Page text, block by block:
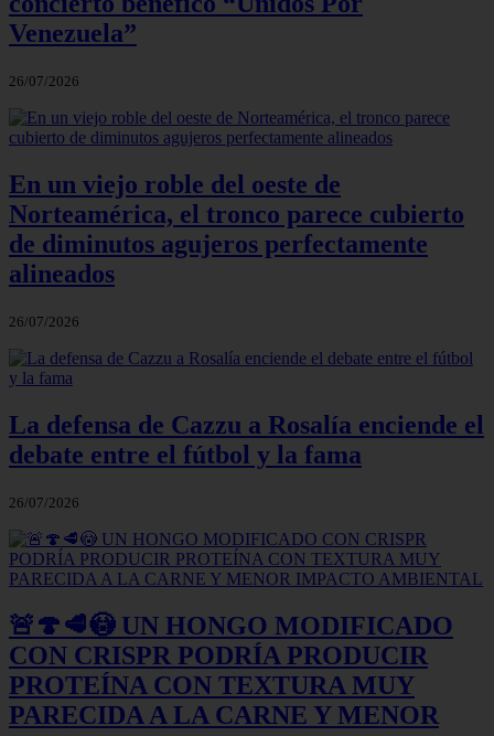
Venezuela”
26/07/2026
En un viejo roble del oeste de
Norteamérica, el tronco parece cubierto
de diminutos agujeros perfectamente
alineados
26/07/2026
La defensa de Cazzu a Rosalía enciende el
debate entre el fútbol y la fama
26/07/2026
🚨🍄🥩😳 UN HONGO MODIFICADO
CON CRISPR PODRÍA PRODUCIR
PROTEÍNA CON TEXTURA MUY
PARECIDA A LA CARNE Y MENOR